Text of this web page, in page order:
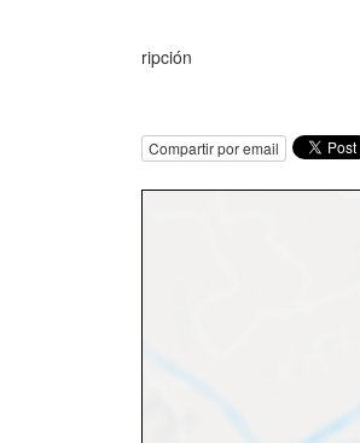
ripción
Compartir por email